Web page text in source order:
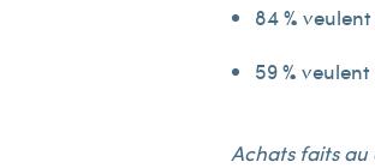
84 %
59 %
Achats faits au